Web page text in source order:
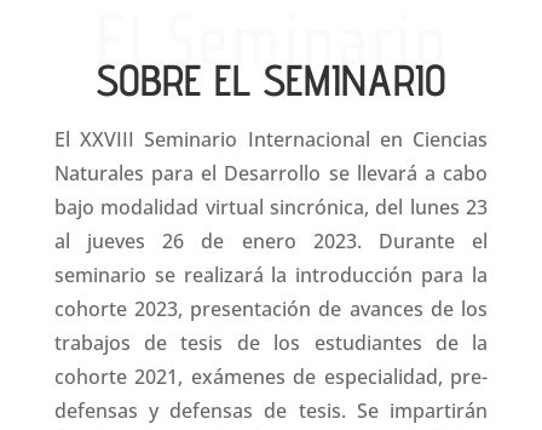
El Seminario
SOBRE EL SEMINARIO
El XXVIII Seminario Internacional en Ciencias
Naturales para el Desarrollo se llevará a cabo
bajo modalidad virtual sincrónica, del lunes 23
al jueves 26 de enero 2023. Durante el
seminario se realizará la introducción para la
cohorte 2023, presentación de avances de los
trabajos de tesis de los estudiantes de la
cohorte 2021, exámenes de especialidad, pre-
defensas y defensas de tesis. Se impartirán